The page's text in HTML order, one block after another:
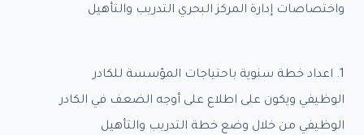
واختصاصات إدارة المركز البحري التدريب والتأهيل
1. اعداد خطة سنوية باحتياجات المؤسسة للكادر
الوظيفي ويكون على اطلاع على أوجه الضعف في الكادر
الوظيفي من خلال وضع خطة التدريب والتأهيل